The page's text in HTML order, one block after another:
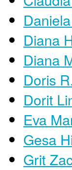
Diana
Diana
Doris
Dorit
Eva
Gesa
Grit